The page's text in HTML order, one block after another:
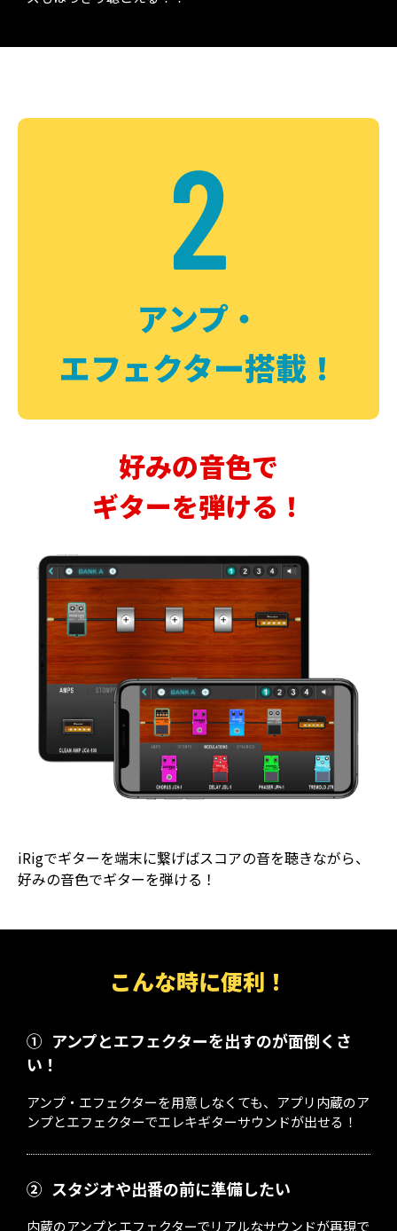
2
アンプ・
エフェクター搭載！
好みの音色で
ギターを弾ける！
iRigでギターを端末に繋げばスコアの音を聴きながら、
好みの音色でギターを弾ける！
こんな時に便利！
① アンプとエフェクターを出すのが面倒くさ
い！
アンプ・エフェクターを用意しなくても、アプリ内蔵のア
ンプとエフェクターでエレキギターサウンドが出せる！
② スタジオや出番の前に準備したい
内蔵のアンプとエフェクターでリアルなサウンドが再現で